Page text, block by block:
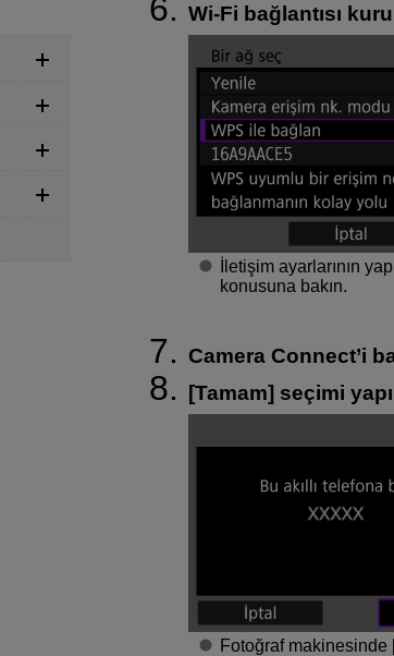
Wi-Fi bağlantısı
İletişim ayarlarının
konusuna bakın.
Camera Connect’i
[Tamam] seçimi
Fotoğraf makinesinde